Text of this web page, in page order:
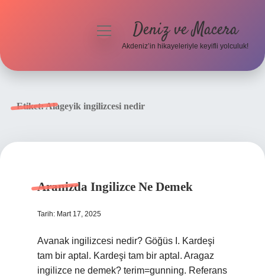
menüyü Deniz ve Macera
Akdeniz’in hikayeleriyle keyifli yolculuk!
Etiket:Alageyik ingilizcesi nedir
Aranizda Ingilizce Ne Demek
Tarih: Mart 17, 2025
Avanak ingilizcesi nedir? Göğüs I. Kardeşi
tam bir aptal. Kardeşi tam bir aptal. Aragaz
ingilizce ne demek? terim=gunning. Referans